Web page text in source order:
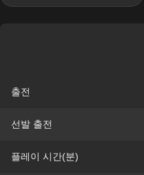
출전
선발 출전
플레이 시간(분)